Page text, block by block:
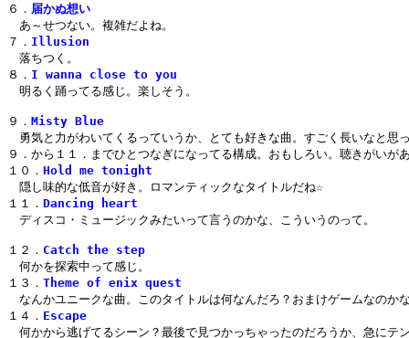
６． 届かぬ想い
あ～せつない。複雑だよね。
７． Illusion
落ちつく。
８． I wanna close to you
明るく踊ってる感じ。楽しそう。
９． Misty Blue
勇気と力がわいてくるっていうか、とても好きな曲。すごく長いなと思
９．から１１．までひとつなぎになってる構成。おもしろい。聴きがいが
１０． Hold me tonight
隠し味的な低音が好き。ロマンティックなタイトルだね☆
１１． Dancing heart
ディスコ・ミュージックみたいって言うのかな、こういうのって。
１２． Catch the step
何かを探索中って感じ。
１３． Theme of enix quest
なんかユニークな曲。このタイトルは何なんだろ？おまけゲームなのか
１４． Escape
何かから逃げてるシーン？最後で見つかっちゃったのだろうか、急にテ